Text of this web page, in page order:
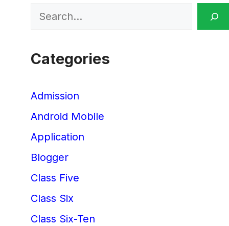
Search
Categories
Admission
Android Mobile
Application
Blogger
Class Five
Class Six
Class Six-Ten